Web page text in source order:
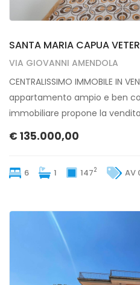
SANTA MARIA CAPUA
SANTA MARIA CAPUA
VIA GIOVANNI AMENDOLA
CENTRALISSIMO IMMOBILE IN
appartamento ampio e ben
immobiliare propone la vendita
€ 135.000,00
6 1 1472 AV